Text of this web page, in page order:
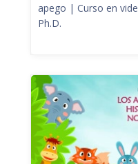
apego | Curso en
Ph.D.